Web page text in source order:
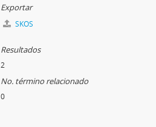
Exportar
SKOS
Resultados
2
No. término relacionado
0